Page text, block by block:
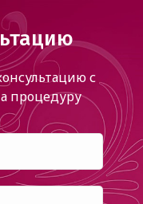
с
процедуру